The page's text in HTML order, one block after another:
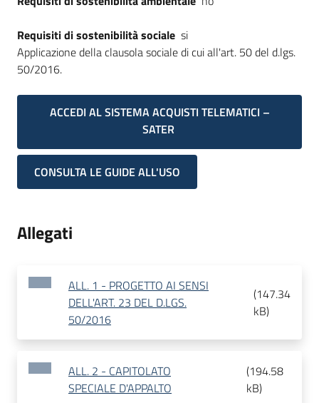
Requisiti di sostenibilità sociale si
Applicazione della clausola sociale di cui all'art. 50 del d.lgs.
50/2016.
ACCEDI AL SISTEMA ACQUISTI TELEMATICI –
SATER
CONSULTA LE GUIDE ALL'USO
Allegati
ALL. 1 - PROGETTO AI SENSI
DELL'ART. 23 DEL D.LGS.
50/2016
(147.34
kB)
ALL. 2 - CAPITOLATO
SPECIALE D'APPALTO
(194.58
kB)